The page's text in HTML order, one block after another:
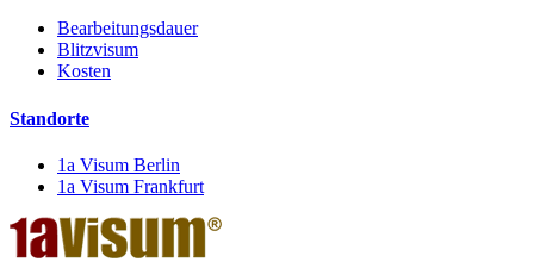
Bearbeitungsdauer
Blitzvisum
Kosten
Standorte
1a Visum Berlin
1a Visum Frankfurt